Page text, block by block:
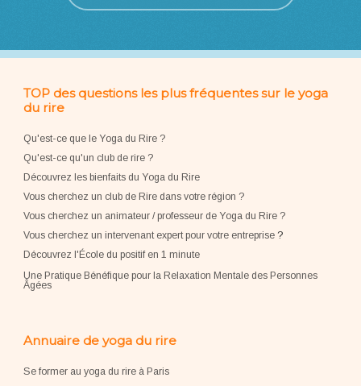
TOP des questions les plus fréquentes sur le yoga
du rire
Qu'est-ce que le Yoga du Rire ?
Qu'est-ce qu'un club de rire ?
Découvrez les bienfaits du Yoga du Rire
Vous cherchez un club de Rire dans votre région ?
Vous cherchez un animateur / professeur de Yoga du Rire ?
Vous cherchez un intervenant expert pour votre entreprise?
Découvrez l'École du positif en 1 minute
Une Pratique Bénéfique pour la Relaxation Mentale des Personnes
Âgées
Annuaire de yoga du rire
Se former au yoga du rire à Paris